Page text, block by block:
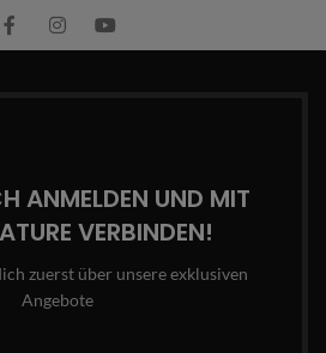
ANMELDEN UND MIT
VERBINDEN!
zuerst über unsere exklusiven
Angebote